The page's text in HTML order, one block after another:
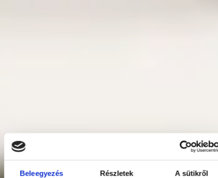
Beleegyezés Részletek A sütikről